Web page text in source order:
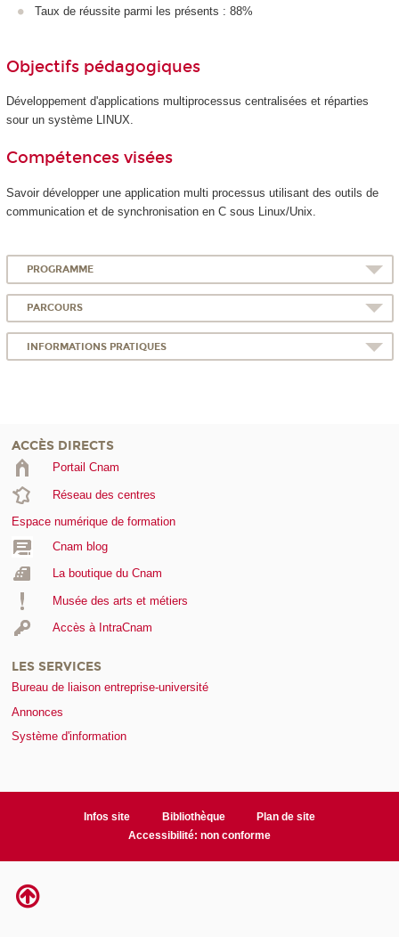
Taux de réussite parmi les présents : 88%
Objectifs pédagogiques
Développement d'applications multiprocessus centralisées et réparties
sour un système LINUX.
Compétences visées
Savoir développer une application multi processus utilisant des outils de
communication et de synchronisation en C sous Linux/Unix.
PROGRAMME
PARCOURS
INFORMATIONS PRATIQUES
ACCÈS DIRECTS
Portail Cnam
Réseau des centres
Espace numérique de formation
Cnam blog
La boutique du Cnam
Musée des arts et métiers
Accès à IntraCnam
LES SERVICES
Bureau de liaison entreprise-université
Annonces
Système d'information
Infos site Bibliothèque
Plan de site
Accessibilité: non conforme